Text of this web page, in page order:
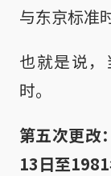
与东京标准
也就是说
时。
第五次更改
13日至